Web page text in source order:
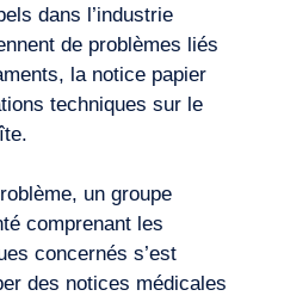
dans l’industrie
de problèmes liés
la notice papier
techniques sur le
un groupe
comprenant les
concernés s’est
des notices médicales